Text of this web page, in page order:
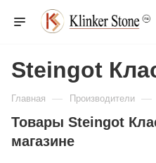
Steingot
Главная — Производители —
Товары Steingot
магазине